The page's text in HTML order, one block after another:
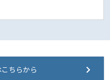
ちらから